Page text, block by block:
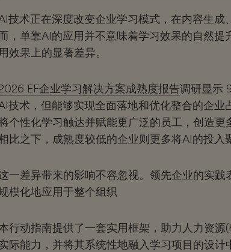
技术正在深度改变企业学习模式，在内容生
而，单靠AI的应用并不意味着学习效果的自然
用效果上的显著差异。
EF企业学习解决方案成熟度报告调研显示
技术，但能够实现全面落地和优化整合的企业
个性化学习触达并赋能更广泛的员工，创造更
比之下，成熟度较低的企业则更多将AI的投入
一差异带来的影响不容忽视。领先企业的实
模化地应用于整个组织
行动指南提供了一套实用框架，助力人力资
际能力，并将其系统性地融入学习项目的设计